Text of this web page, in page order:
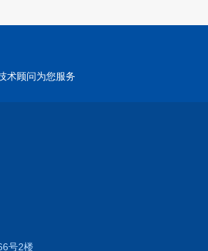
术顾问为您服务
号2楼